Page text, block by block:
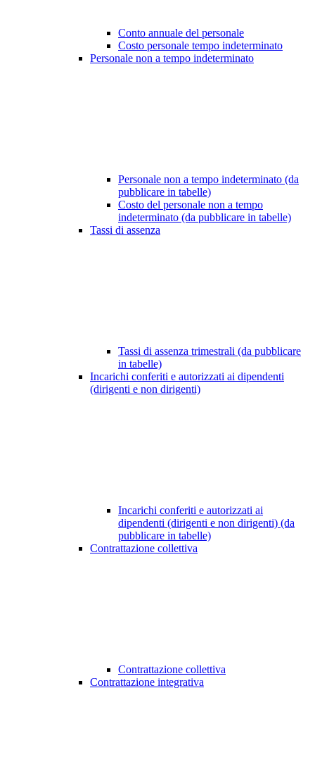
Conto annuale del personale
Costo personale tempo indeterminato
Personale non a tempo indeterminato
Personale non a tempo indeterminato (da
pubblicare in tabelle)
Costo del personale non a tempo
indeterminato (da pubblicare in tabelle)
Tassi di assenza
Tassi di assenza trimestrali (da pubblicare
in tabelle)
Incarichi conferiti e autorizzati ai dipendenti
(dirigenti e non dirigenti)
Incarichi conferiti e autorizzati ai
dipendenti (dirigenti e non dirigenti) (da
pubblicare in tabelle)
Contrattazione collettiva
Contrattazione collettiva
Contrattazione integrativa